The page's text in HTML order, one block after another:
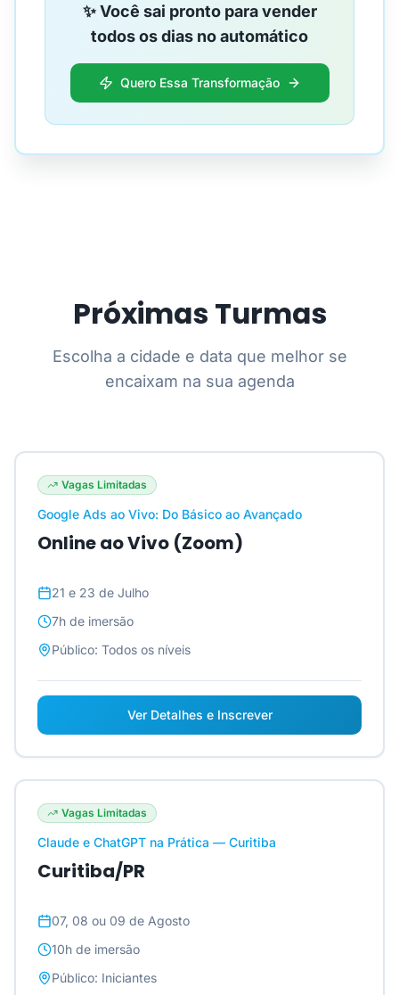
✨ Você sai pronto para vender
todos os dias no automático
Quero Essa Transformação
Próximas Turmas
Escolha a cidade e data que melhor se
encaixam na sua agenda
Vagas Limitadas
Google Ads ao Vivo: Do Básico ao Avançado
Online ao Vivo (Zoom)
21 e 23 de Julho
7h de imersão
Público: Todos os níveis
Ver Detalhes e Inscrever
Vagas Limitadas
Claude e ChatGPT na Prática — Curitiba
Curitiba/PR
07, 08 ou 09 de Agosto
10h de imersão
Público: Iniciantes